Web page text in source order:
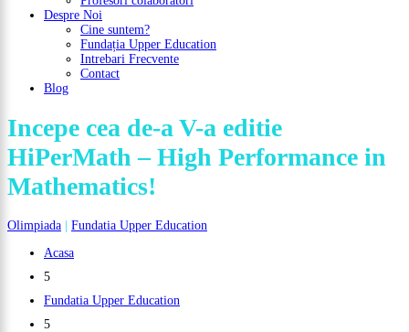
Despre Noi
Cine suntem?
Fundația Upper Education
Intrebari Frecvente
Contact
Blog
Incepe cea de-a V-a editie
HiPerMath – High Performance in
Mathematics!
Olimpiada | Fundatia Upper Education
Acasa
5
Fundatia Upper Education
5